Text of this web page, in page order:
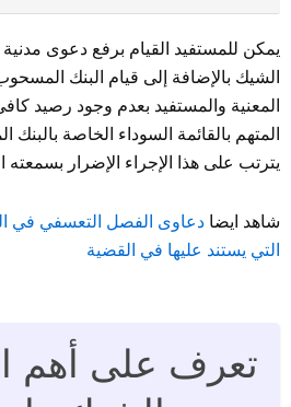
يمكن للمستفيد القيام برفع دعوى
الشيك بالإضافة إلى قيام البنك
المعنية والمستفيد بعدم وجود رصيد
المتهم بالقائمة السوداء الخاصة
يترتب على هذا الإجراء الإضرار بسمعته
شاهد ايضا
التي يستند عليها في القضية
تعرف على أهم